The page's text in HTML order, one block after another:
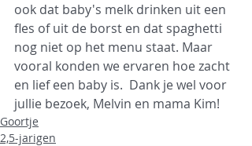
ook dat baby's melk drinken uit een
fles of uit de borst en dat spaghetti
nog niet op het menu staat. Maar
vooral konden we ervaren hoe zacht
en lief een baby is.  Dank je wel voor
jullie bezoek, Melvin en mama Kim!
Goortje
2,5-jarigen